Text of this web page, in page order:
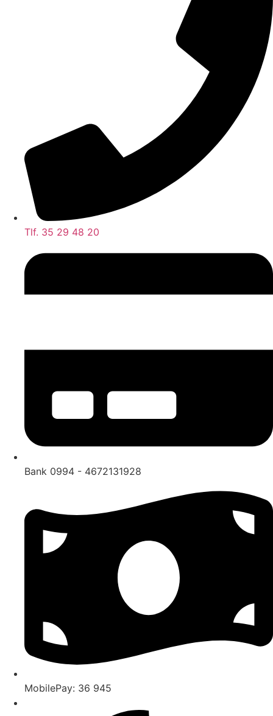
Tlf. 35 29 48 20
Bank 0994 - 4672131928
MobilePay: 36 945